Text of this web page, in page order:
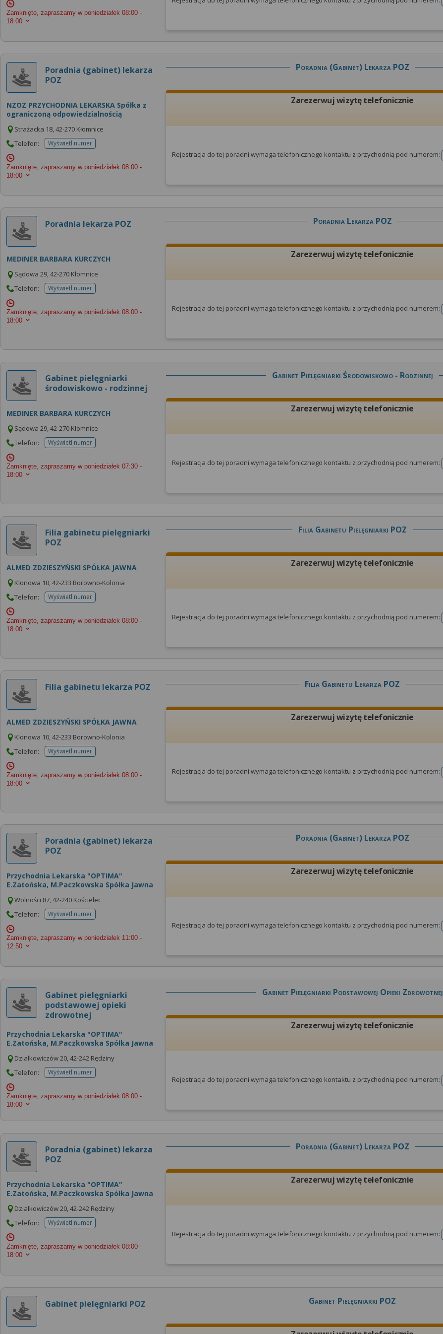
Zamknięte, zapraszamy w poniedziałek 08:00 -
18:00
Poradnia (gabinet) lekarza
POZ
NZOZ PRZYCHODNIA LEKARSKA Spółka z
ograniczoną odpowiedzialnością
Strażacka 18, 42-270 Kłomnice
Telefon:
Wyświetl numertelefonu do placowki
Zamknięte, zapraszamy w poniedziałek 08:00 -
18:00
Poradnia (gabinet) Lekarza POZ
Zarezerwuj wizytę telefonicznie
Rejestracja do tej poradni wymaga telefonicznego kontaktu z przychodnią pod numerem:
Poradnia lekarza POZ
MEDINER BARBARA KURCZYCH
Sądowa 29, 42-270 Kłomnice
Telefon:
Wyświetl numertelefonu do placowki
Zamknięte, zapraszamy w poniedziałek 08:00 -
18:00
Poradnia Lekarza POZ
Zarezerwuj wizytę telefonicznie
Rejestracja do tej poradni wymaga telefonicznego kontaktu z przychodnią pod numerem:
Gabinet pielęgniarki
środowiskowo - rodzinnej
MEDINER BARBARA KURCZYCH
Sądowa 29, 42-270 Kłomnice
Telefon:
Wyświetl numertelefonu do placowki
Zamknięte, zapraszamy w poniedziałek 07:30 -
18:00
Gabinet Pielęgniarki Środowiskowo - Rodzinnej
Zarezerwuj wizytę telefonicznie
Rejestracja do tej poradni wymaga telefonicznego kontaktu z przychodnią pod numerem:
Filia gabinetu pielęgniarki
POZ
ALMED ZDZIESZYŃSKI SPÓŁKA JAWNA
Klonowa 10, 42-233 Borowno-Kolonia
Telefon:
Wyświetl numertelefonu do placowki
Zamknięte, zapraszamy w poniedziałek 08:00 -
18:00
Filia Gabinetu Pielęgniarki POZ
Zarezerwuj wizytę telefonicznie
Rejestracja do tej poradni wymaga telefonicznego kontaktu z przychodnią pod numerem:
Filia gabinetu lekarza POZ
ALMED ZDZIESZYŃSKI SPÓŁKA JAWNA
Klonowa 10, 42-233 Borowno-Kolonia
Telefon:
Wyświetl numertelefonu do placowki
Zamknięte, zapraszamy w poniedziałek 08:00 -
18:00
Filia Gabinetu Lekarza POZ
Zarezerwuj wizytę telefonicznie
Rejestracja do tej poradni wymaga telefonicznego kontaktu z przychodnią pod numerem:
Poradnia (gabinet) lekarza
POZ
Przychodnia Lekarska "OPTIMA"
E.Zatońska, M.Paczkowska Spółka Jawna
Wolności 87, 42-240 Kościelec
Telefon:
Wyświetl numertelefonu do placowki
Zamknięte, zapraszamy w poniedziałek 11:00 -
12:50
Poradnia (gabinet) Lekarza POZ
Zarezerwuj wizytę telefonicznie
Rejestracja do tej poradni wymaga telefonicznego kontaktu z przychodnią pod numerem:
Gabinet pielęgniarki
podstawowej opieki
zdrowotnej
Przychodnia Lekarska "OPTIMA"
E.Zatońska, M.Paczkowska Spółka Jawna
Działkowiczów 20, 42-242 Rędziny
Telefon:
Wyświetl numertelefonu do placowki
Zamknięte, zapraszamy w poniedziałek 08:00 -
18:00
Gabinet Pielęgniarki Podstawowej Opieki Zdrowotnej
Zarezerwuj wizytę telefonicznie
Rejestracja do tej poradni wymaga telefonicznego kontaktu z przychodnią pod numerem:
Poradnia (gabinet) lekarza
POZ
Przychodnia Lekarska "OPTIMA"
E.Zatońska, M.Paczkowska Spółka Jawna
Działkowiczów 20, 42-242 Rędziny
Telefon:
Wyświetl numertelefonu do placowki
Zamknięte, zapraszamy w poniedziałek 08:00 -
18:00
Poradnia (gabinet) Lekarza POZ
Zarezerwuj wizytę telefonicznie
Rejestracja do tej poradni wymaga telefonicznego kontaktu z przychodnią pod numerem:
Gabinet pielęgniarki POZ Gabinet Pielęgniarki POZ